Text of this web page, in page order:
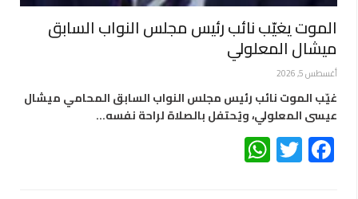
الموت يغيّب نائب رئيس مجلس النواب السابق
ميشال المعلولي
أغسطس 5, 2026
غيّب الموت نائب رئيس مجلس النواب السابق المحامي ميشال
عيسى المعلولي، ويُحتفل بالصلاة لراحة نفسه…
Facebook
Twitter